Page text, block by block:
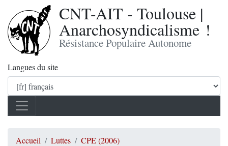
CNT-AIT - Toulouse |
Anarchosyndicalisme !
Résistance Populaire Autonome
Langues du site
Accueil Luttes CPE (2006)